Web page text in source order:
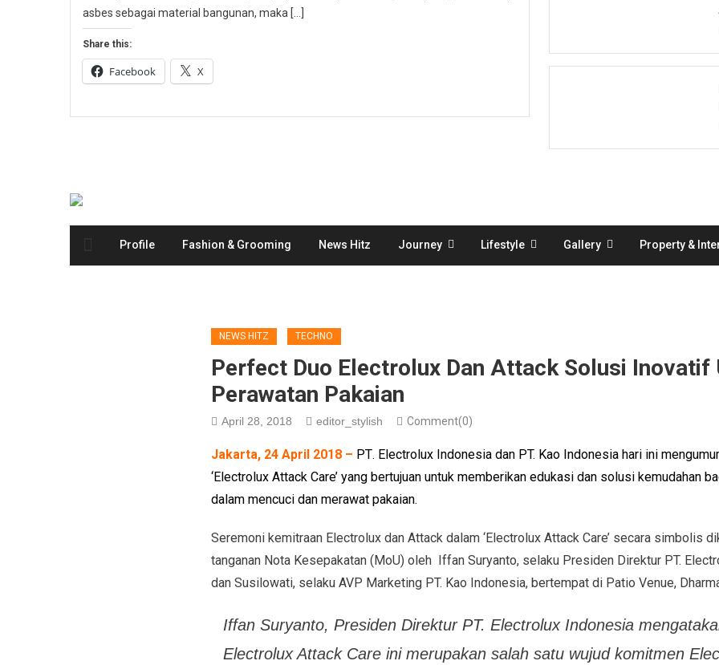
asbes sebagai material bangunan, maka […]
Share this:
Facebook X
Profile Fashion & Grooming News Hitz Journey Lifestyle Gallery Property &
NEWS HITZ TECHNO
Perfect Duo Electrolux Dan Attack Solusi Inovatif
Perawatan Pakaian
April 28, 2018 editor_stylish Comment(0)
Jakarta, 24 April 2018 – PT. Electrolux Indonesia dan PT. Kao Indonesia hari ini
‘Electrolux Attack Care’ yang bertujuan untuk memberikan edukasi dan solusi kemudahan
dalam mencuci dan merawat pakaian.
Seremoni kemitraan Electrolux dan Attack dalam ‘Electrolux Attack Care’ secara simbolis
tanganan Nota Kesepakatan (MoU) oleh Iffan Suryanto, selaku Presiden Direktur PT.
dan Susilowati, selaku AVP Marketing PT. Kao Indonesia, bertempat di Patio Venue,
Iffan Suryanto, Presiden Direktur PT. Electrolux Indonesia
Electrolux Attack Care ini merupakan salah satu wujud komitmen